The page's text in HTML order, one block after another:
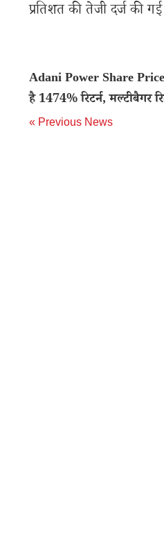
प्रतिशत की तेजी दर्ज की
Adani Power Share
है 1474% रिटर्न, मल्टीबैगर
« Previous News